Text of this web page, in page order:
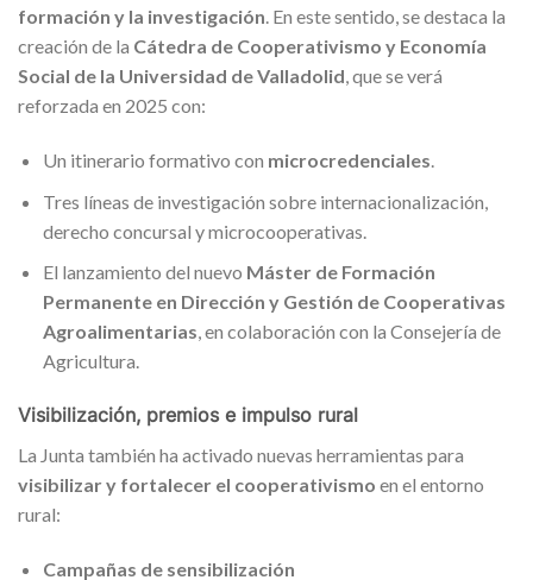
formación y la investigación. En este sentido, se destaca la
creación de la Cátedra de Cooperativismo y Economía
Social de la Universidad de Valladolid, que se verá
reforzada en 2025 con:
Un itinerario formativo con microcredenciales.
Tres líneas de investigación sobre internacionalización,
derecho concursal y microcooperativas.
El lanzamiento del nuevo Máster de Formación
Permanente en Dirección y Gestión de Cooperativas
Agroalimentarias, en colaboración con la Consejería de
Agricultura.
Visibilización, premios e impulso rural
La Junta también ha activado nuevas herramientas para
visibilizar y fortalecer el cooperativismo en el entorno
rural:
Campañas de sensibilización